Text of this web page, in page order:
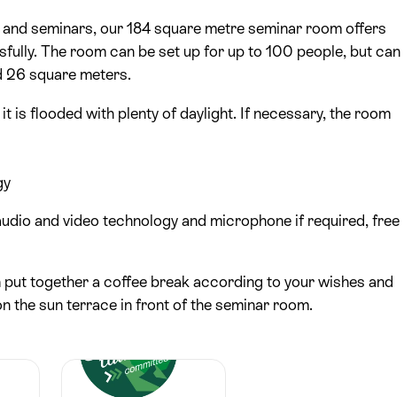
seminars, our 184 square metre seminar room offers
The room can be set up for up to 100 people, but can
26 square meters.
is flooded with plenty of daylight. If necessary, the room
and video technology and microphone if required, free
together a coffee break according to your wishes and
the sun terrace in front of the seminar room.